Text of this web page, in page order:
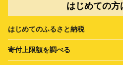
はじめての方
はじめてのふるさと納税
寄付上限額を調べる